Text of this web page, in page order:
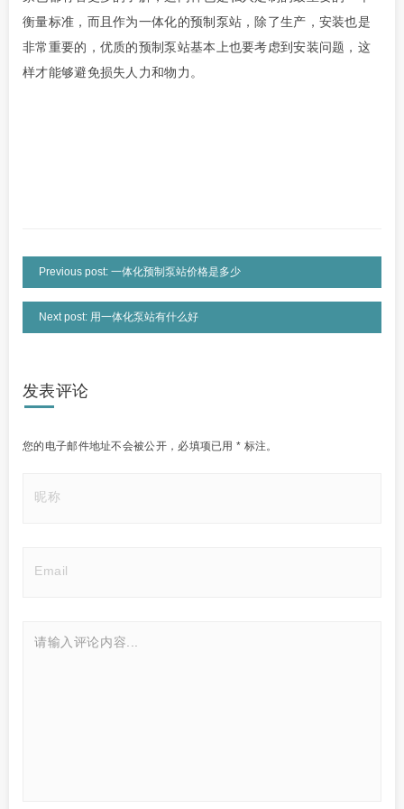
衡量标准，而且作为一体化的预制泵站，除了生产，安装也是
非常重要的，优质的预制泵站基本上也要考虑到安装问题，这
样才能够避免损失人力和物力。
Previous post: 一体化预制泵站价格是多少
Next post: 用一体化泵站有什么好
发表评论
您的电子邮件地址不会被公开， 必填项已用* 标注。